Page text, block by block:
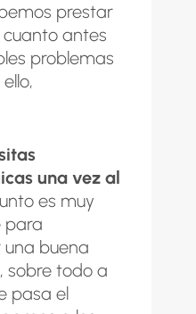
prestar
antes
problemas
una vez al
es muy
para
buena
sobre todo a
pasa el